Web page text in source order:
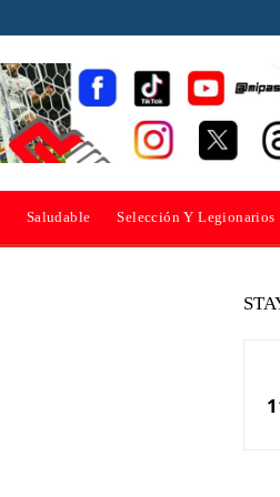
Saludable Selección Y Legionarios